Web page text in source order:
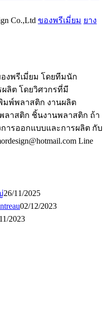
Co.,Ltd ของพรีเมี่ยม ยาง
งพรีเมี่ยม โดยทีมนัก
ลิต โดยวิศวกรที่มี
มพ์พลาสติก งานผลิต
ลาสติก ชิ้นงานพลาสติก ถ้า
ารออกแบบและการผลิต กับ
Line
26/11/2025
02/12/2023
2023